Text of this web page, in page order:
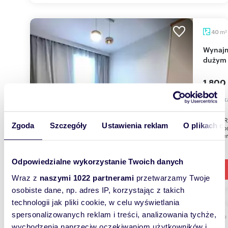
Zgoda Szczegóły Ustawienia reklam O plikach
Odpowiedzialne wykorzystanie Twoich danych
Wraz z naszymi 1022 partnerami przetwarzamy Twoje
osobiste dane, np. adres IP, korzystając z takich
technologii jak pliki cookie, w celu wyświetlania
spersonalizowanych reklam i treści, analizowania tychże,
40 m2
Wynajmę przestronne 2-pokojowe mieszkanie z
dużym
1 800
R E Z
55 2